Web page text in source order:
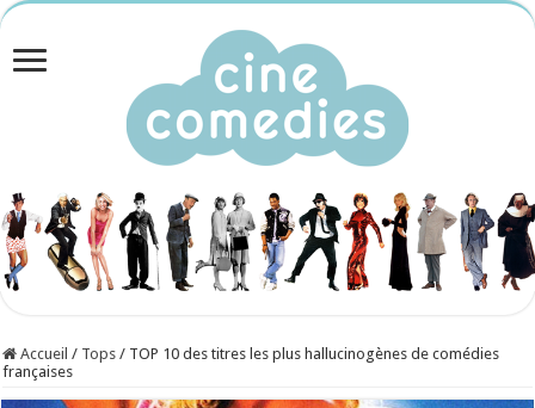
Accueil / Tops / TOP 10 des titres les plus hallucinogènes de comédies
françaises